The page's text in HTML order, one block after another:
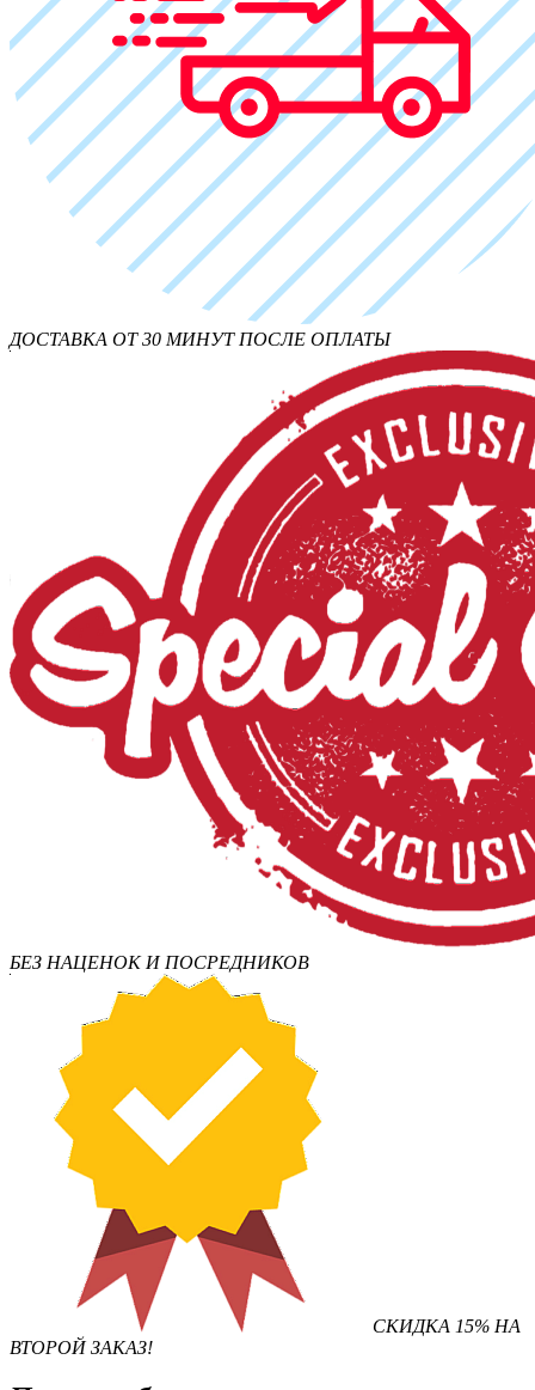
ДОСТАВКА ОТ 30 МИНУТ ПОСЛЕ ОПЛАТЫ
БЕЗ НАЦЕНОК И ПОСРЕДНИКОВ
СКИДКА 15% НА
ВТОРОЙ ЗАКАЗ!